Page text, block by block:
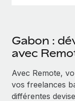
Gabon :
avec
Avec Remote,
vos freelances
différentes